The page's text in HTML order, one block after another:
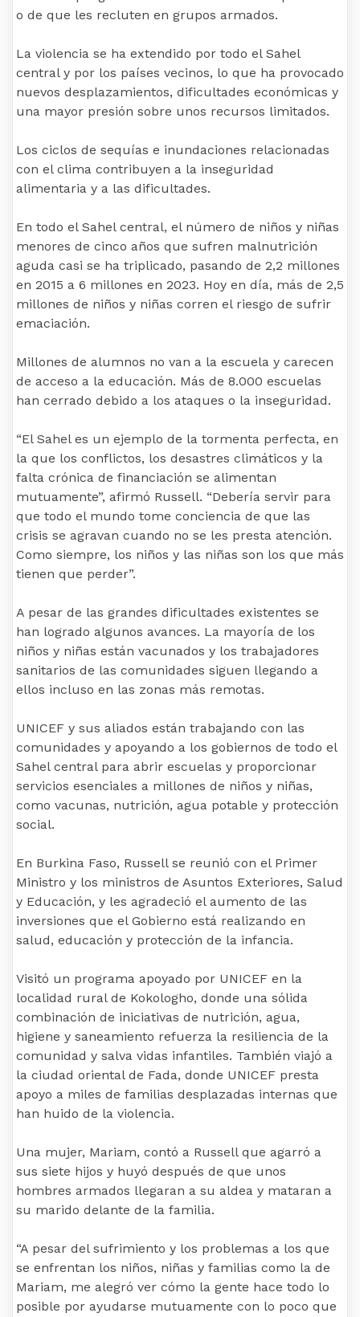
o de que les recluten en grupos armados.
La violencia se ha extendido por todo el Sahel
central y por los países vecinos, lo que ha provocado
nuevos desplazamientos, dificultades económicas y
una mayor presión sobre unos recursos limitados.
Los ciclos de sequías e inundaciones relacionadas
con el clima contribuyen a la inseguridad
alimentaria y a las dificultades.
En todo el Sahel central, el número de niños y niñas
menores de cinco años que sufren malnutrición
aguda casi se ha triplicado, pasando de 2,2 millones
en 2015 a 6 millones en 2023. Hoy en día, más de 2,5
millones de niños y niñas corren el riesgo de sufrir
emaciación.
Millones de alumnos no van a la escuela y carecen
de acceso a la educación. Más de 8.000 escuelas
han cerrado debido a los ataques o la inseguridad.
“El Sahel es un ejemplo de la tormenta perfecta, en
la que los conflictos, los desastres climáticos y la
falta crónica de financiación se alimentan
mutuamente”, afirmó Russell. “Debería servir para
que todo el mundo tome conciencia de que las
crisis se agravan cuando no se les presta atención.
Como siempre, los niños y las niñas son los que más
tienen que perder”.
A pesar de las grandes dificultades existentes se
han logrado algunos avances. La mayoría de los
niños y niñas están vacunados y los trabajadores
sanitarios de las comunidades siguen llegando a
ellos incluso en las zonas más remotas.
UNICEF y sus aliados están trabajando con las
comunidades y apoyando a los gobiernos de todo el
Sahel central para abrir escuelas y proporcionar
servicios esenciales a millones de niños y niñas,
como vacunas, nutrición, agua potable y protección
social.
En Burkina Faso, Russell se reunió con el Primer
Ministro y los ministros de Asuntos Exteriores, Salud
y Educación, y les agradeció el aumento de las
inversiones que el Gobierno está realizando en
salud, educación y protección de la infancia.
Visitó un programa apoyado por UNICEF en la
localidad rural de Kokologho, donde una sólida
combinación de iniciativas de nutrición, agua,
higiene y saneamiento refuerza la resiliencia de la
comunidad y salva vidas infantiles. También viajó a
la ciudad oriental de Fada, donde UNICEF presta
apoyo a miles de familias desplazadas internas que
han huido de la violencia.
Una mujer, Mariam, contó a Russell que agarró a
sus siete hijos y huyó después de que unos
hombres armados llegaran a su aldea y mataran a
su marido delante de la familia.
“A pesar del sufrimiento y los problemas a los que
se enfrentan los niños, niñas y familias como la de
Mariam, me alegró ver cómo la gente hace todo lo
posible por ayudarse mutuamente con lo poco que